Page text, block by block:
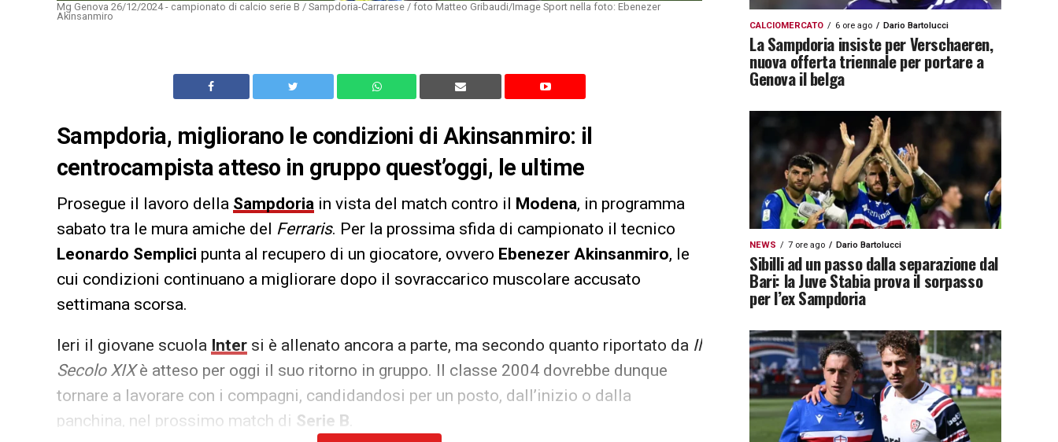
Mg Genova 26/12/2024 - campionato di calcio serie B / Sampdoria-Carrarese / foto Matteo Gribaudi/Image Sport nella foto: Ebenezer
Akinsanmiro
Sampdoria, migliorano le condizioni di Akinsanmiro: il
centrocampista atteso in gruppo quest’oggi, le ultime
Prosegue il lavoro della Sampdoria in vista del match contro il Modena, in programma
sabato tra le mura amiche del Ferraris. Per la prossima sfida di campionato il tecnico
Leonardo Semplici punta al recupero di un giocatore, ovvero Ebenezer Akinsanmiro, le
cui condizioni continuano a migliorare dopo il sovraccarico muscolare accusato
settimana scorsa.
Ieri il giovane scuola Inter si è allenato ancora a parte, ma secondo quanto riportato da Il
Secolo XIXè atteso per oggi il suo ritorno in gruppo. Il classe 2004 dovrebbe dunque
tornare a lavorare con i compagni, candidandosi per un posto, dall’inizio o dalla
panchina, nel prossimo match di Serie B
CALCIOMERCATO 6 ore ago Dario Bartolucci
La Sampdoria insiste per Verschaeren,
nuova offerta triennale per portare a
Genova il belga
NEWS 7 ore ago Dario Bartolucci
Sibilli ad un passo dalla separazione dal
Bari: la Juve Stabia prova il sorpasso
per l’ex Sampdoria